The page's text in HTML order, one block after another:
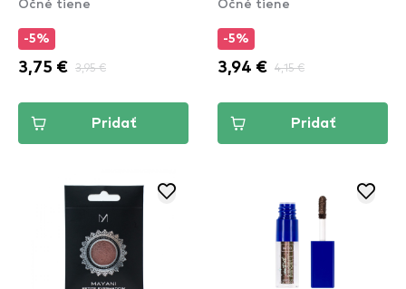
-5%
3,75 € 3,95 €
Pridať
-5%
3,94 € 4,15 €
Pridať